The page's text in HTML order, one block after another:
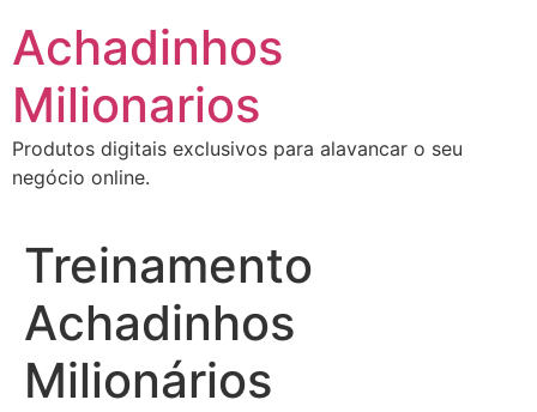
para
conteúdo
Achadinhos
Milionarios
Produtos digitais exclusivos para alavancar o seu
negócio online.
Treinamento
Achadinhos
Milionários